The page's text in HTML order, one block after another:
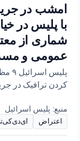
امشب در
با پلیس در
شماری از
عمومی و
کردن ترافیک در
منبع: پلیس اسرائیل
اعتراض